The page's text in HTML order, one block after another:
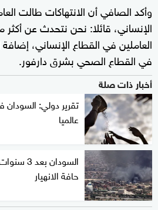
وأكد الصافي أن الانتهاكات طالت
العاملين في القطاع الإنساني،
في القطاع الصحي بشرق دارفور.
أخبار ذات صلة
تقرير دولي:
عالميا
السودان
حافة الانهيار